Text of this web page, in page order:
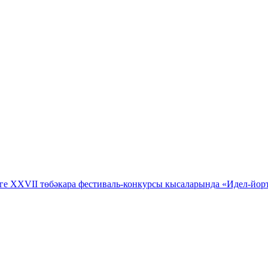
XXVII төбәкара фестиваль-конкурсы кысаларында «Идел-